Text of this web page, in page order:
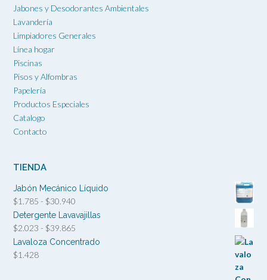
Jabones y Desodorantes Ambientales
Lavandería
Limpiadores Generales
Línea hogar
Piscinas
Pisos y Alfombras
Papelería
Productos Especiales
Catalogo
Contacto
TIENDA
Jabón Mecánico Líquido
$1.785 - $30.940
de
desde
Detergente Lavavajillas
$2.023 - $39.865
de
Lavaloza Concentrado
$1.428